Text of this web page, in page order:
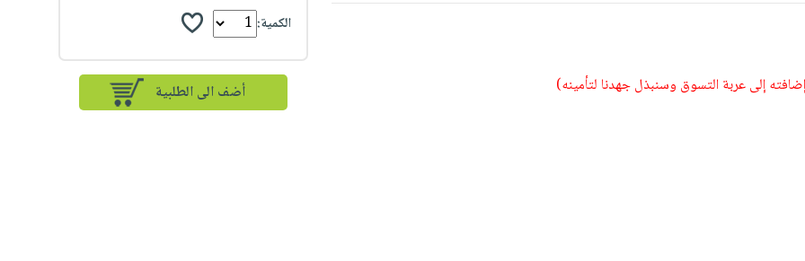
إضافته إلى عربة التسوق وسنبذل جهدنا لتأمينه)
الكمية:
أضف الى الطلبية